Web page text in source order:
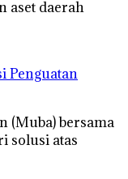
aset daerah
Penguatan
(Muba) bersama
solusi atas